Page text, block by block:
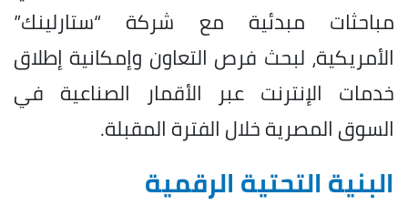
مباحثات مبدئية مع شركة “ستارلينك”
الأمريكية، لبحث فرص التعاون وإمكانية إطلاق
خدمات الإنترنت عبر الأقمار الصناعية في
السوق المصرية خلال الفترة المقبلة.
البنية التحتية الرقمية